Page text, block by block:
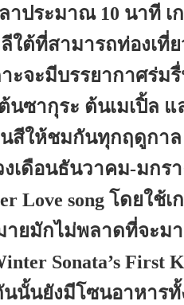
าประมาณ 10 นาที เ
ใต้ที่สามารถท่องเที่
าะจะมีบรรยากาศร่ม
นซากุระ ต้นเมเปิ้ล
นสีให้ชมกันทุกฤดูกา
เดือนธันวาคม-มกร
Love song โดยใช้
ายมักไม่พลาดที่จะม
Sonata’s First
นนั้นยังมีโซนอาหาร